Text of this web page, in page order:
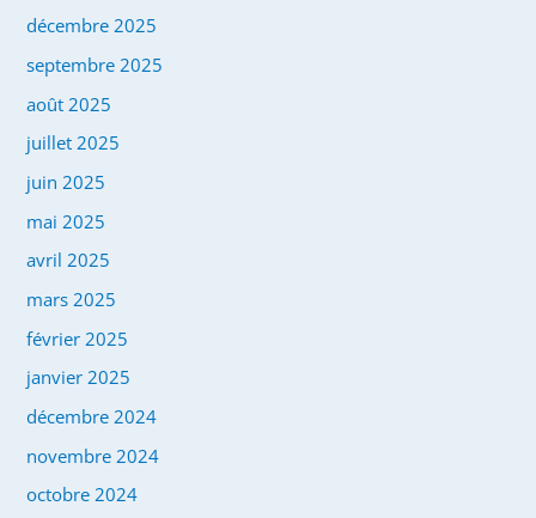
décembre 2025
septembre 2025
août 2025
juillet 2025
juin 2025
mai 2025
avril 2025
mars 2025
février 2025
janvier 2025
décembre 2024
novembre 2024
octobre 2024